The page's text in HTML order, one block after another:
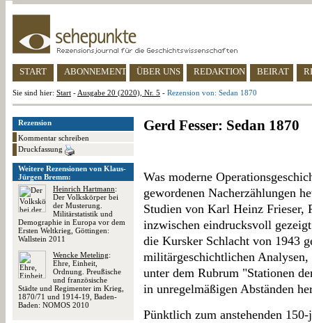
START ABONNEMENT ÜBER UNS REDAKTION BEIRAT
Sie sind hier: Start - Ausgabe 20 (2020), Nr. 5 - Rezension von: Sedan 1870
Rezension
Kommentar schreiben
Druckfassung
Weitere Rezensionen von Klaus-
Jürgen Bremm:
Heinrich Hartmann:
Der Volkskörper bei
der Musterung.
Militärstatistik und
Demographie in Europa vor dem
Ersten Weltkrieg, Göttingen:
Wallstein 2011
Wencke Meteling:
Ehre, Einheit,
Ordnung. Preußische
und französische
Städte und Regimenter im Krieg,
1870/71 und 1914-19, Baden-
Baden: NOMOS 2010
Gerd Fesser: Sedan 1870
Was moderne
gewordenen Nacherzählungen
Studien von Karl Heinz Frieser,
inzwischen eindrucksvoll
die Kursker Schlacht von 1943
militärgeschichtlichen
unter dem Rubrum "Stationen
in unregelmäßigen Abständen
Pünktlich zum anstehenden